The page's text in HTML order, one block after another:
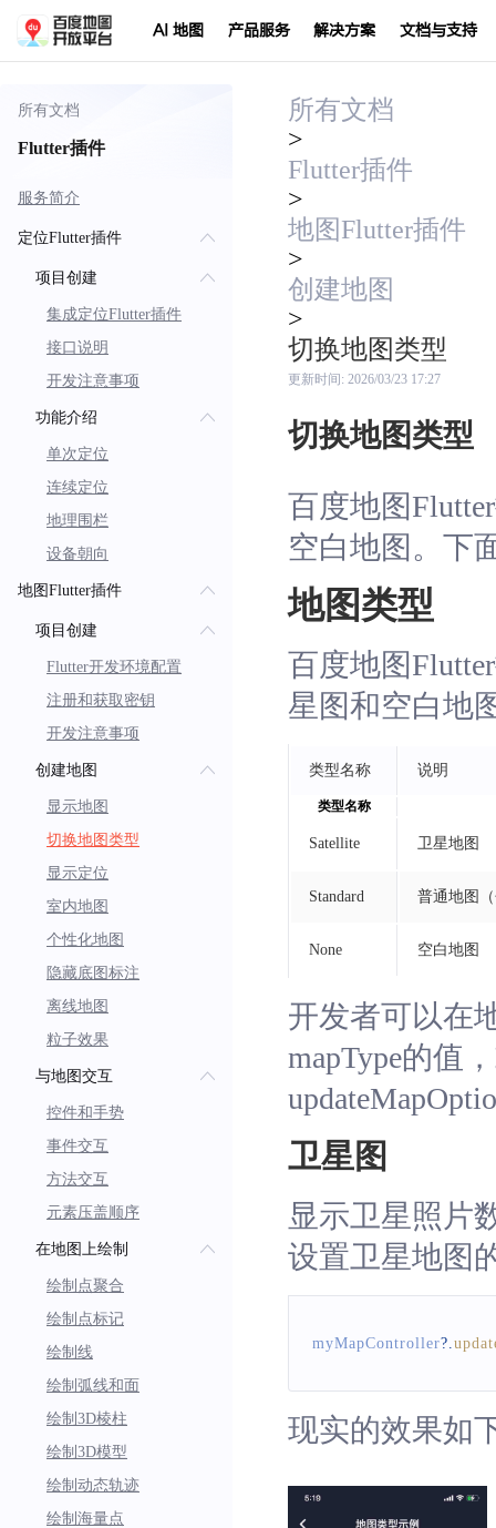
AI 地图 产品服务 解决方案 文档与支持
所有文档
Flutter插件
服务简介
定位Flutter插件
项目创建
集成定位Flutter插件
接口说明
开发注意事项
功能介绍
单次定位
连续定位
地理围栏
设备朝向
地图Flutter插件
项目创建
Flutter开发环境配置
注册和获取密钥
开发注意事项
创建地图
显示地图
切换地图类型
显示定位
室内地图
个性化地图
隐藏底图标注
离线地图
粒子效果
与地图交互
控件和手势
事件交互
方法交互
元素压盖顺序
在地图上绘制
绘制点聚合
绘制点标记
绘制线
绘制弧线和面
绘制3D棱柱
绘制3D模型
绘制动态轨迹
绘制海量点
所有文档
>
Flutter插件
>
地图Flutter插件
>
创建地图
>
切换地图类型
更新时间: 2026/03/23 17:27
切换地图类型
百度地图
空白地图。下
地图类型
百度地图
星图和空白地
类型名称 说明
类型名称
Satellite 卫星地图
Standard 普通地图
None 空白地图
开发者可以在
mapType的值
卫星图
显示卫星照片
设置卫星地图
myMapController?.
现实的效果如